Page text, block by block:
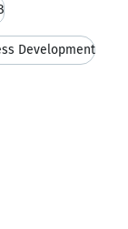
Development